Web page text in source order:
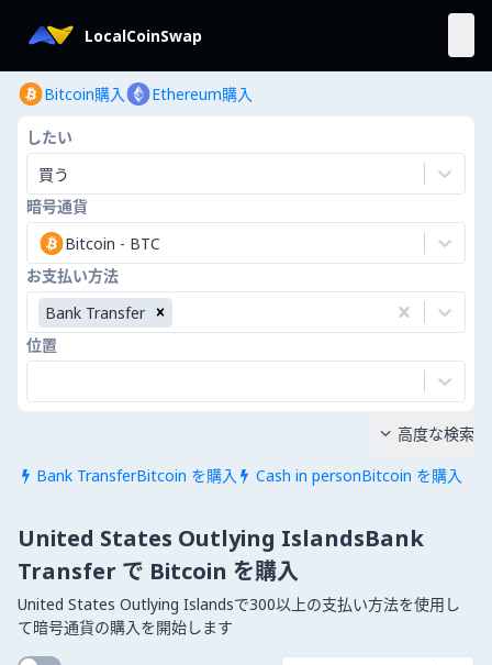
LocalCoinSwap
Bitcoin購入 Ethereum購入
したい
買う
暗号通貨
Bitcoin - BTC
お支払い方法
Bank Transfer
位置
 Bank TransferBitcoin を購入  Cash in personBitcoin を購入
 高度な検索
United States Outlying IslandsBank
Transfer で Bitcoin を購入
United States Outlying Islandsで300以上の支払い方法を使用し
て暗号通貨の購入を開始します